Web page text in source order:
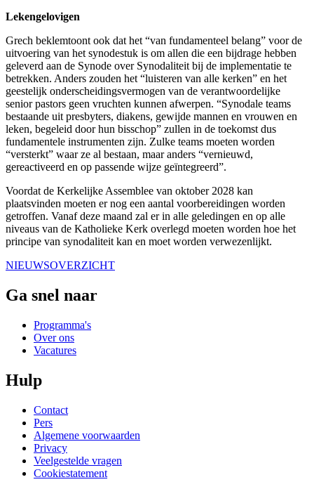
Lekengelovigen
Grech beklemtoont ook dat het “van fundamenteel belang” voor de
uitvoering van het synodestuk is om allen die een bijdrage hebben
geleverd aan de Synode over Synodaliteit bij de implementatie te
betrekken. Anders zouden het “luisteren van alle kerken” en het
geestelijk onderscheidingsvermogen van de verantwoordelijke
senior pastors geen vruchten kunnen afwerpen. “Synodale teams
bestaande uit presbyters, diakens, gewijde mannen en vrouwen en
leken, begeleid door hun bisschop” zullen in de toekomst dus
fundamentele instrumenten zijn. Zulke teams moeten worden
“versterkt” waar ze al bestaan, maar anders “vernieuwd,
gereactiveerd en op passende wijze geïntegreerd”.
Voordat de Kerkelijke Assemblee van oktober 2028 kan
plaatsvinden moeten er nog een aantal voorbereidingen worden
getroffen. Vanaf deze maand zal er in alle geledingen en op alle
niveaus van de Katholieke Kerk overlegd moeten worden hoe het
principe van synodaliteit kan en moet worden verwezenlijkt.
NIEUWSOVERZICHT
Ga snel naar
Programma's
Over ons
Vacatures
Hulp
Contact
Pers
Algemene voorwaarden
Privacy
Veelgestelde vragen
Cookiestatement